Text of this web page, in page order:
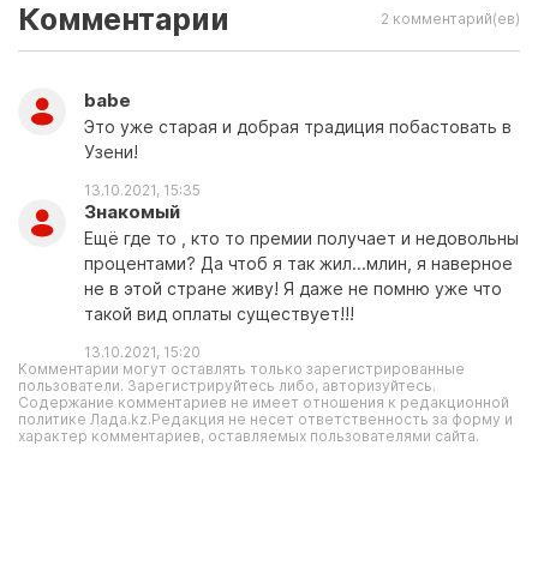
Комментарии 2 комментарий(ев)
babe
Это уже старая и добрая традиция побастовать в
Узени!
13.10.2021, 15:35
Знакомый
Ещё где то , кто то премии получает и недовольны
процентами? Да чтоб я так жил...млин, я наверное
не в этой стране живу! Я даже не помню уже что
такой вид оплаты существует!!!
13.10.2021, 15:20
Комментарии могут оставлять только зарегистрированные
пользователи. Зарегистрируйтесь либо, авторизуйтесь.
Содержание комментариев не имеет отношения к редакционной
политике Лада.kz.Редакция не несет ответственность за форму и
характер комментариев, оставляемых пользователями сайта.